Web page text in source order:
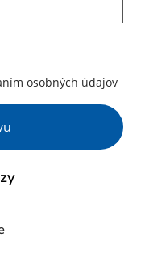
osobných údajov